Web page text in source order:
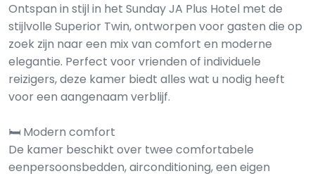
Ontspan in stijl in het Sunday JA Plus Hotel met de
stijlvolle Superior Twin, ontworpen voor gasten die op
zoek zijn naar een mix van comfort en moderne
elegantie. Perfect voor vrienden of individuele
reizigers, deze kamer biedt alles wat u nodig heeft
voor een aangenaam verblijf.
🛏️ Modern comfort
De kamer beschikt over twee comfortabele
eenpersoonsbedden, airconditioning, een eigen